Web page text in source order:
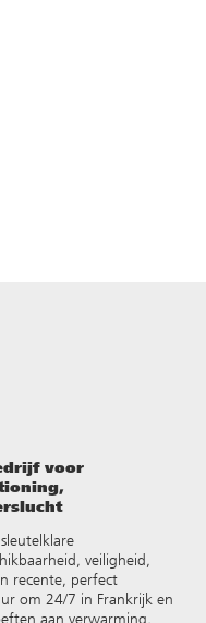
voor
veiligheid,
recente, perfect
om 24/7 in Frankrijk en
aan verwarming,